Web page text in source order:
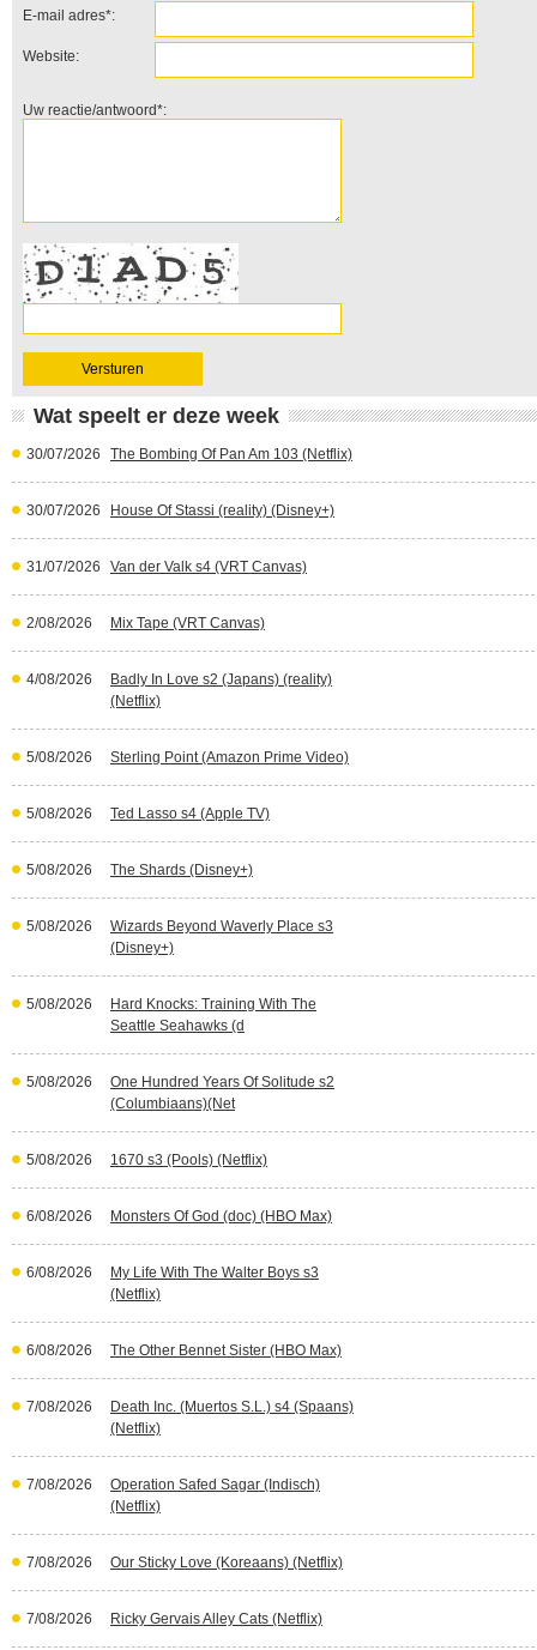
E-mail adres*:
Website:
Uw reactie/antwoord*:
Wat speelt er deze week
30/07/2026 The Bombing Of Pan Am 103 (Netflix)
30/07/2026 House Of Stassi (reality) (Disney+)
31/07/2026 Van der Valk s4 (VRT Canvas)
2/08/2026 Mix Tape (VRT Canvas)
4/08/2026
Badly In Love s2 (Japans) (reality)
(Netflix)
5/08/2026 Sterling Point (Amazon Prime Video)
5/08/2026 Ted Lasso s4 (Apple TV)
5/08/2026 The Shards (Disney+)
5/08/2026
Wizards Beyond Waverly Place s3
(Disney+)
5/08/2026
Hard Knocks: Training With The
Seattle Seahawks (d
5/08/2026
One Hundred Years Of Solitude s2
(Columbiaans)(Net
5/08/2026 1670 s3 (Pools) (Netflix)
6/08/2026 Monsters Of God (doc) (HBO Max)
6/08/2026
My Life With The Walter Boys s3
(Netflix)
6/08/2026 The Other Bennet Sister (HBO Max)
7/08/2026
Death Inc. (Muertos S.L.) s4 (Spaans)
(Netflix)
7/08/2026
Operation Safed Sagar (Indisch)
(Netflix)
7/08/2026 Our Sticky Love (Koreaans) (Netflix)
7/08/2026 Ricky Gervais Alley Cats (Netflix)